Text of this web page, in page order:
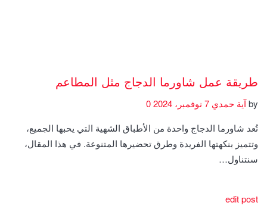
طريقة عمل شاورما الدجاج مثل المطاعم
byآية حمدي
تُعد شاورما الدجاج واحدة من الأطباق الشهية التي يحبها الجميع،
وتتميز بنكهتها الفريدة وطرق تحضيرها المتنوعة. في هذا المقال،
سنتناول…
edit post